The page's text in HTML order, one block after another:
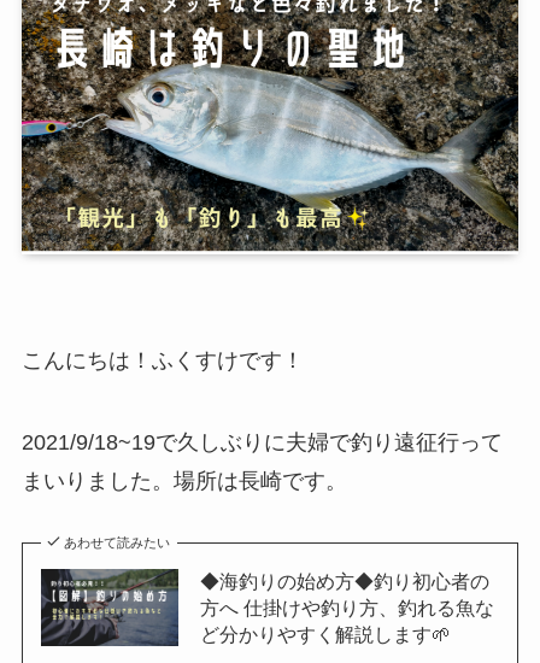
こんにちは！ふくすけです！
2021/9/18~19で久しぶりに夫婦で釣り遠征行って
まいりました。場所は長崎です。
あわせて読みたい
◆海釣りの始め方◆釣り初心者の
方へ 仕掛けや釣り方、釣れる魚な
ど分かりやすく解説します🌱